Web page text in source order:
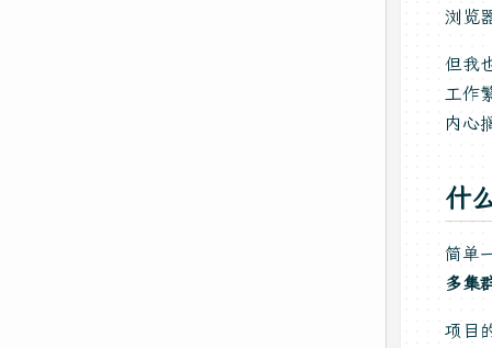
浏览
但我
工作
内心
什
简单
多集
项目